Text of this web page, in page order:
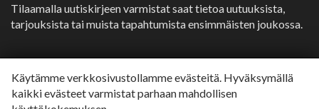
Käytämme verkkosivustollamme evästeitä. Hyväksymällä
kaikki evästeet varmistat parhaan mahdollisen
Tilaamalla uutiskirjeen varmistat saat tietoa uutuuksista,
tarjouksista tai muista tapahtumista ensimmäisten joukossa.
Depend muilla kielillä
Svenska»